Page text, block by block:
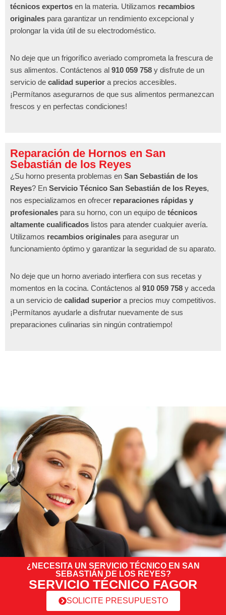
técnicos expertos en la materia. Utilizamos recambios
originales para garantizar un rendimiento excepcional y
prolongar la vida útil de su electrodoméstico.
No deje que un frigorífico averiado comprometa la frescura de
sus alimentos. Contáctenos al 910 059 758 y disfrute de un
servicio de calidad superior a precios accesibles.
¡Permítanos asegurarnos de que sus alimentos permanezcan
frescos y en perfectas condiciones!
Reparación de Hornos en San
Sebastián de los Reyes
¿Su horno presenta problemas en San Sebastián de los
Reyes? En Servicio Técnico San Sebastián de los Reyes,
nos especializamos en ofrecer reparaciones rápidas y
profesionales para su horno, con un equipo de técnicos
altamente cualificados listos para atender cualquier avería.
Utilizamos recambios originales para asegurar un
funcionamiento óptimo y garantizar la seguridad de su aparato.
No deje que un horno averiado interfiera con sus recetas y
momentos en la cocina. Contáctenos al 910 059 758 y acceda
a un servicio de calidad superior a precios muy competitivos.
¡Permítanos ayudarle a disfrutar nuevamente de sus
preparaciones culinarias sin ningún contratiempo!
¿NECESITA UN SERVICIO TÉCNICO EN SAN
SEBASTIÁN DE LOS REYES?
SERVICIO TÉCNICO FAGOR
SOLICITE PRESUPUESTO